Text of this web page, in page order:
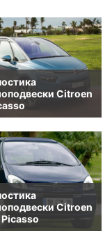
Citroen
Citroen